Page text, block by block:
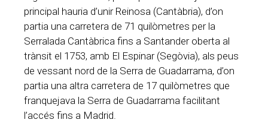
principal hauria d’unir Reinosa (Cantàbria), d’on
partia una carretera de 71 quilòmetres per la
Serralada Cantàbrica fins a Santander oberta al
trànsit el 1753, amb El Espinar (Segòvia), als peus
de vessant nord de la Serra de Guadarrama, d’on
partia una altra carretera de 17 quilòmetres que
franquejava la Serra de Guadarrama facilitant
l’accés fins a Madrid.